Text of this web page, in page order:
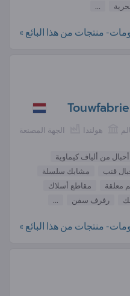
...
منتجات من هذا البائع »
الجهة المصنعة هولندا
أحبال من ألياف كيماوية
قنب
مشابك سلسلة
معلقة
مقاطع أسلاك
رفرف سفن ...
منتجات من هذا البائع »